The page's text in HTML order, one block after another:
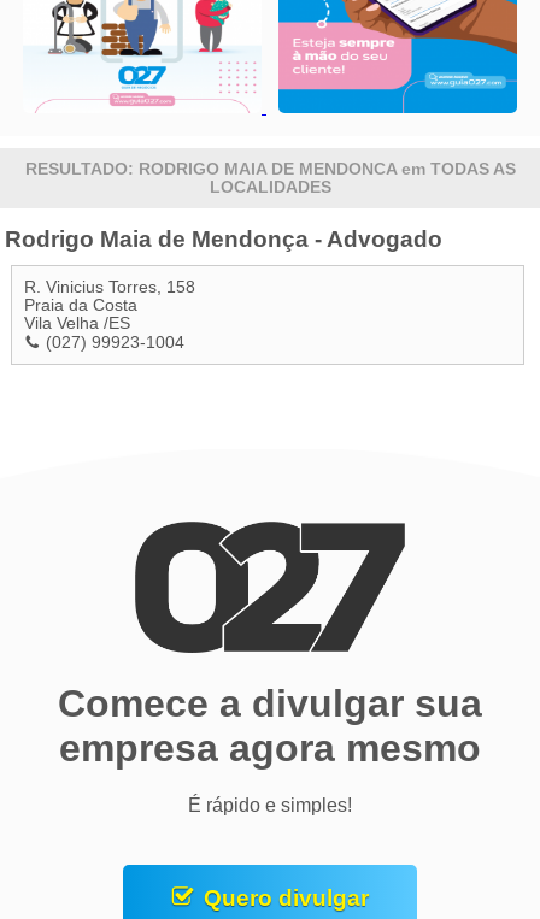
RESULTADO: RODRIGO MAIA DE MENDONCA em TODAS AS
LOCALIDADES
Rodrigo Maia de Mendonça - Advogado
R. Vinicius Torres, 158
Praia da Costa
Vila Velha /ES
(027) 99923-1004
Comece a divulgar sua
empresa agora mesmo
É rápido e simples!
Quero divulgar